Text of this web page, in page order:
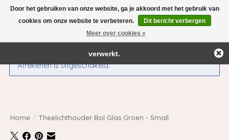
Verlanglijst
Afrekenen is uitgeschakeld.
Home / Theelichthouder Bol Glas Groen - Small
Door het gebruiken van onze website, ga je akkoord met het gebruik van
cookies om onze website te verbeteren.
Dit bericht verbergen
Meer over cookies »
← Keer terug naar de backofficeDeze winkel is in aanbouw.
Eventueel geplaatste orders zullen niet worden gehonoreerd of
verwerkt.